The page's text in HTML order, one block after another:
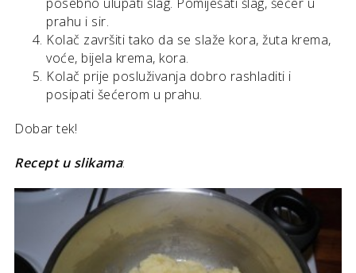
prahu i sir.
Kolač završiti tako da se slaže kora, žuta krema,
voće, bijela krema, kora.
Kolač prije posluživanja dobro rashladiti i
posipati šećerom u prahu.
Dobar tek!
Recept u slikama: